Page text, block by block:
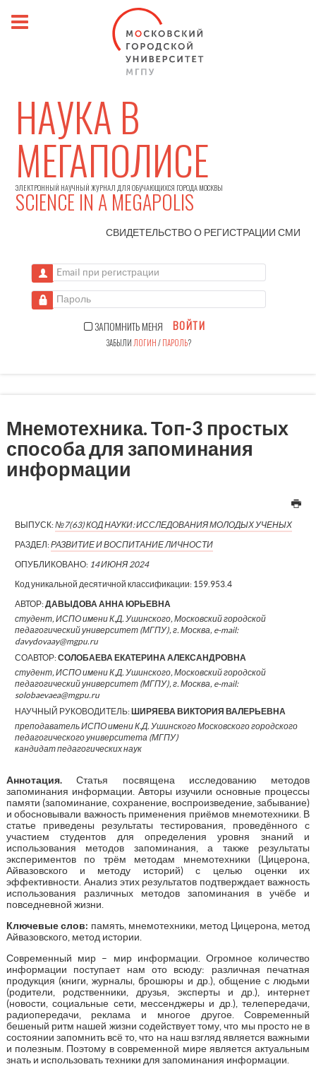
НАУКА В
МЕГАПОЛИСЕ
ЭЛЕКТРОННЫЙ НАУЧНЫЙ ЖУРНАЛ ДЛЯ ОБУЧАЮЩИХСЯ ГОРОДА МОСКВЫ
SCIENCE IN A MEGAPOLIS
СВИДЕТЕЛЬСТВО О РЕГИСТРАЦИИСМИ
Email при регистрации
Пароль
ЗАПОМНИТЬ МЕНЯ ВОЙТИ
ЗАБЫЛИ ЛОГИН/ПАРОЛЬ?
Мнемотехника. Топ-3 простых
способа для запоминания
информации
ВЫПУСК:№7(63) КОД НАУКИ: ИССЛЕДОВАНИЯ МОЛОДЫХ УЧЕНЫХ
РАЗДЕЛ:РАЗВИТИЕ И ВОСПИТАНИЕ ЛИЧНОСТИ
ОПУБЛИКОВАНО: 14 ИЮНЯ 2024
Код уникальной десятичной классификации: 159.953.4
АВТОР:ДАВЫДОВА АННА ЮРЬЕВНА
студент, ИСПО имени К.Д. Ушинского, Московский городской
педагогический университет (МГПУ), г. Москва, e-mail:
davydovaay@mgpu.ru
СОАВТОР:СОЛОБАЕВА ЕКАТЕРИНА АЛЕКСАНДРОВНА
студент, ИСПО имени К.Д. Ушинского, Московский городской
педагогический университет (МГПУ), г. Москва, e-mail:
solobaevaea@mgpu.ru
НАУЧНЫЙ РУКОВОДИТЕЛЬ:ШИРЯЕВА ВИКТОРИЯ ВАЛЕРЬЕВНА
преподаватель ИСПО имени К.Д. Ушинского Московского городского
педагогического университета (МГПУ)
кандидат педагогических наук
Аннотация.Статья посвящена исследованию методов
запоминания информации. Авторы изучили основные процессы
памяти (запоминание, сохранение, воспроизведение, забывание)
и обосновывали важность применения приёмов мнемотехники. В
статье приведены результаты тестирования, проведённого с
участием студентов для определения уровня знаний и
использования методов запоминания, а также результаты
экспериментов по трём методам мнемотехники (Цицерона,
Айвазовского и методу историй) с целью оценки их
эффективности. Анализ этих результатов подтверждает важность
использования различных методов запоминания в учёбе и
повседневной жизни.
Ключевые слов: память, мнемотехники, метод Цицерона, метод
Айвазовского, метод истории.
Современный мир – мир информации. Огромное количество
информации поступает нам ото всюду: различная печатная
продукция (книги, журналы, брошюры и др.), общение с людьми
(родители, родственники, друзья, эксперты и др.), интернет
(новости, социальные сети, мессенджеры и др.), телепередачи,
радиопередачи, реклама и многое другое. Современный
бешеный ритм нашей жизни содействует тому, что мы просто не в
состоянии запомнить всё то, что на наш взгляд является важными
и полезным. Поэтому в современной мире является актуальным
знать и использовать техники для запоминания информации.